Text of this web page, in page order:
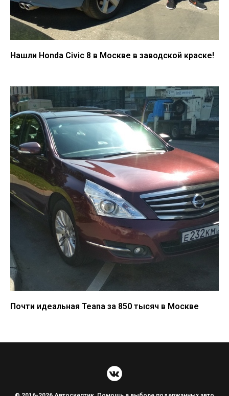
Нашли Honda Civic 8 в Москве в заводской краске!
Почти идеальная Teana за 850 тысяч в Москве